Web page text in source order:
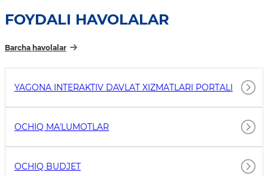
FOYDALI HAVOLALAR
Barcha havolalar
YAGONA INTERAKTIV DAVLAT XIZMATLARI PORTALI
OCHIQ MAʼLUMOTLAR
OCHIQ BUDJET